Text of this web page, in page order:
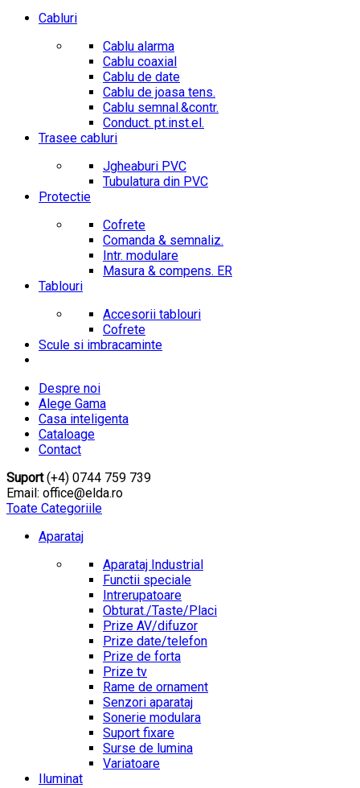
Cabluri
Cablu alarma
Cablu coaxial
Cablu de date
Cablu de joasa tens.
Cablu semnal.&contr.
Conduct. pt.inst.el.
Trasee cabluri
Jgheaburi PVC
Tubulatura din PVC
Protectie
Cofrete
Comanda & semnaliz.
Intr. modulare
Masura & compens. ER
Tablouri
Accesorii tablouri
Cofrete
Scule si imbracaminte
Despre noi
Alege Gama
Casa inteligenta
Cataloage
Contact
Suport(+4) 0744 759 739
Email: office@elda.ro
Toate Categoriile
Aparataj
Aparataj Industrial
Functii speciale
Intrerupatoare
Obturat./Taste/Placi
Prize AV/difuzor
Prize date/telefon
Prize de forta
Prize tv
Rame de ornament
Senzori aparataj
Sonerie modulara
Suport fixare
Surse de lumina
Variatoare
Iluminat